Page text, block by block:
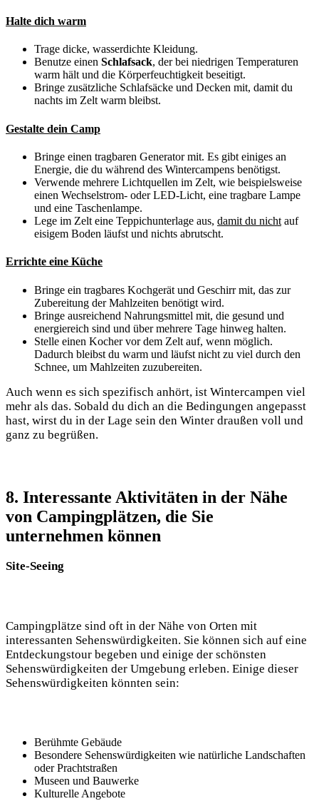
Halte dich​ warm
Trage dicke, wasserdichte ‍Kleidung.
Benutze einen Schlafsack, der bei niedrigen Temperaturen
warm hält und die Körperfeuchtigkeit beseitigt.
Bringe zusätzliche Schlafsäcke und ‍Decken mit, damit du
nachts im ⁣Zelt warm bleibst.
Gestalte dein Camp
Bringe einen tragbaren Generator mit. Es gibt‌ einiges an
Energie, die du​ während des Wintercampens benötigst.
Verwende mehrere Lichtquellen im Zelt, wie beispielsweise
einen‍ Wechselstrom- oder LED-Licht, eine tragbare ⁤Lampe
und eine Taschenlampe.
Lege im‌ Zelt ⁢eine Teppichunterlage aus, damit du nicht auf
eisigem Boden läufst und nichts abrutscht.
Errichte‌ eine Küche
Bringe ein tragbares Kochgerät und ‍Geschirr mit, ⁣das zur
Zubereitung der ⁤Mahlzeiten benötigt wird.
Bringe ausreichend Nahrungsmittel mit, die gesund und
energiereich sind und über mehrere Tage hinweg halten.
Stelle einen⁢ Kocher vor dem Zelt ⁣auf,​ wenn möglich.
Dadurch‌ bleibst⁢ du ⁢warm ‍und⁤ läufst nicht zu viel durch den
Schnee, um Mahlzeiten zuzubereiten.
Auch ⁣wenn⁢ es sich spezifisch anhört, ist Wintercampen viel
mehr als‌ das. ‍Sobald du dich an die ​Bedingungen angepasst
hast,‍ wirst du in der Lage‌ sein den Winter ⁢draußen voll und‍
ganz zu begrüßen.
8. Interessante Aktivitäten in⁤ der Nähe
von Campingplätzen, die Sie
unternehmen können
Site-Seeing
Campingplätze​ sind⁢ oft in der Nähe von Orten mit
interessanten Sehenswürdigkeiten. Sie können sich auf eine
Entdeckungstour begeben ​und einige der schönsten
Sehenswürdigkeiten der Umgebung⁣ erleben. ‌Einige dieser
Sehenswürdigkeiten könnten ⁢sein:
Berühmte Gebäude
Besondere Sehenswürdigkeiten wie natürliche Landschaften
oder Prachtstraßen
Museen ​und Bauwerke
Kulturelle Angebote